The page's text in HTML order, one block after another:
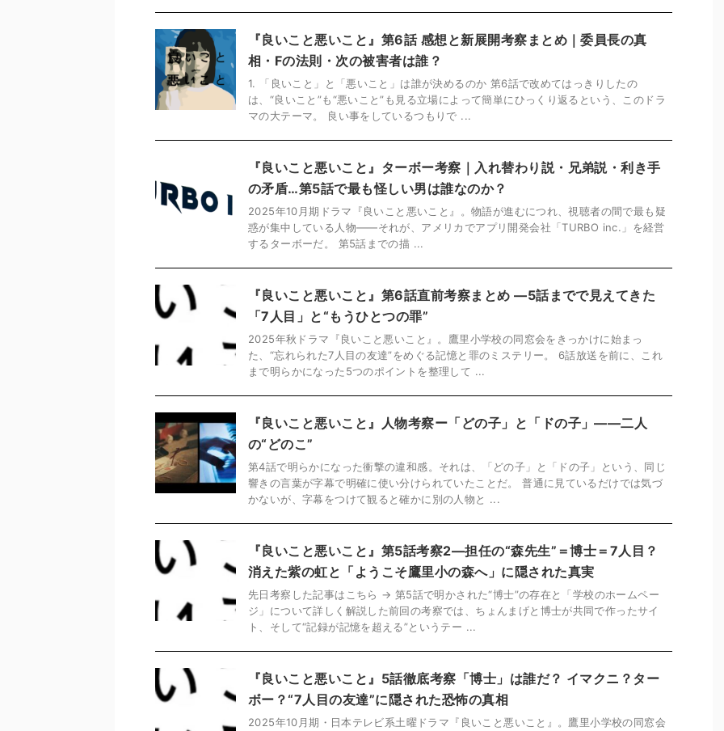
『良いこと悪いこと』第6話 感想と新展開考察まとめ｜委員長の真
相・Fの法則・次の被害者は誰？
1. 「良いこと」と「悪いこと」は誰が決めるのか 第6話で改めてはっきりしたの
は、“良いこと”も“悪いこと”も見る立場によって簡単にひっくり返るという、このドラ
マの大テーマ。 良い事をしているつもりで ...
『良いこと悪いこと』ターボー考察｜入れ替わり説・兄弟説・利き手
の矛盾…第5話で最も怪しい男は誰なのか？
2025年10月期ドラマ『良いこと悪いこと』。物語が進むにつれ、視聴者の間で最も疑
惑が集中している人物――それが、アメリカでアプリ開発会社「TURBO inc.」を経営
するターボーだ。 第5話までの描 ...
『良いこと悪いこと』第6話直前考察まとめ ―5話までで見えてきた
「7人目」と“もうひとつの罪”
2025年秋ドラマ『良いこと悪いこと』。鷹里小学校の同窓会をきっかけに始まっ
た、“忘れられた7人目の友達”をめぐる記憶と罪のミステリー。 6話放送を前に、これ
まで明らかになった5つのポイントを整理して ...
『良いこと悪いこと』人物考察ー「どの子」と「ドの子」――二人
の“どのこ”
第4話で明らかになった衝撃の違和感。それは、「どの子」と「ドの子」という、同じ
響きの言葉が字幕で明確に使い分けられていたことだ。 普通に見ているだけでは気づ
かないが、字幕をつけて観ると確かに別の人物と ...
『良いこと悪いこと』第5話考察2―担任の“森先生”＝博士＝7人目？
消えた紫の虹と「ようこそ鷹里小の森へ」に隠された真実
先日考察した記事はこちら → 第5話で明かされた“博士”の存在と「学校のホームペー
ジ」について詳しく解説した前回の考察では、ちょんまげと博士が共同で作ったサイ
ト、そして“記録が記憶を超える”というテー ...
『良いこと悪いこと』5話徹底考察「博士」は誰だ？ イマクニ？ター
ボー？“7人目の友達”に隠された恐怖の真相
2025年10月期・日本テレビ系土曜ドラマ『良いこと悪いこと』。鷹里小学校の同窓会